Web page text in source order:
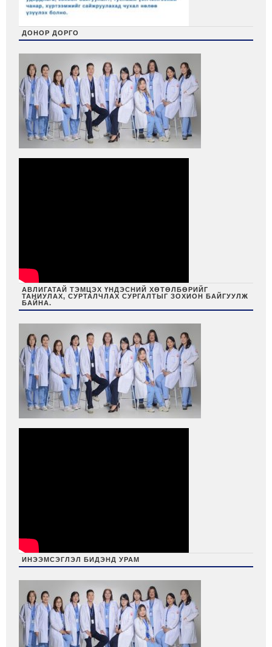
ДОНОР ДОРГО
АВЛИГАТАЙ ТЭМЦЭХ ҮНДЭСНИЙ ХӨТӨЛБӨРИЙГ
ТАНИУЛАХ, СУРТАЛЧЛАХ СУРГАЛТЫГ ЗОХИОН БАЙГУУЛЖ
БАЙНА.
ИНЭЭМСЭГЛЭЛ БИДЭНД УРАМ